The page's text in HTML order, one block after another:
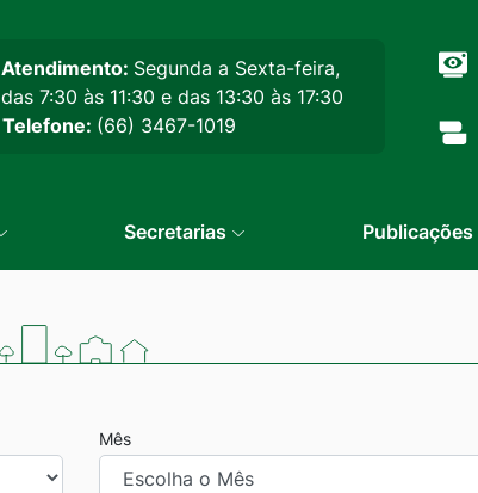
Atendimento: Segunda a Sexta-feira,
das 7:30 às 11:30 e das 13:30 às 17:30
Telefone: (66) 3467-1019
Secretarias Publicações
Mês